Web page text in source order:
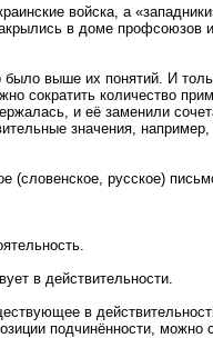
войска, а
в доме профсоюзов
было выше их понятий. И
сократить количество
и её заменили
значения,
(словенское, русское)
в действительности.
в
подчинённости,